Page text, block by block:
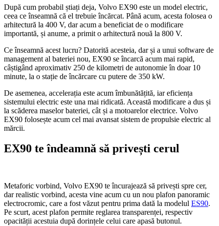
După cum probabil știați deja, Volvo EX90 este un model electric,
ceea ce înseamnă că el trebuie încărcat. Până acum, acesta folosea o
arhitectură la 400 V, dar acum a beneficiat de o modificare
importantă, și anume, a primit o arhitectură nouă la 800 V.
Ce înseamnă acest lucru? Datorită acesteia, dar și a unui software de
management al bateriei nou, EX90 se încarcă acum mai rapid,
câștigând aproximativ 250 de kilometri de autonomie în doar 10
minute, la o stație de încărcare cu putere de 350 kW.
De asemenea, accelerația este acum îmbunătățită, iar eficiența
sistemului electric este una mai ridicată. Această modificare a dus și
la scăderea maselor bateriei, cât și a motoarelor electrice. Volvo
EX90 folosește acum cel mai avansat sistem de propulsie electric al
mărcii.
EX90 te îndeamnă să privești cerul
Metaforic vorbind, Volvo EX90 te încurajează să privești spre cer,
dar realistic vorbind, acesta vine acum cu un nou plafon panoramic
electrocromic, care a fost văzut pentru prima dată la modelul ES90.
Pe scurt, acest plafon permite reglarea transparenței, respectiv
opacității acestuia după dorințele celui care apasă butonul.